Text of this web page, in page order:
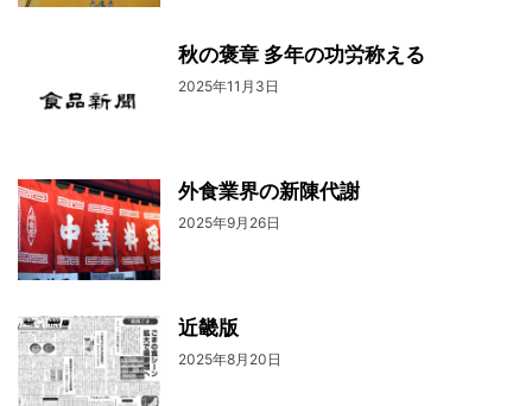
秋の褒章 多年の功労称える
2025年11月3日
外食業界の新陳代謝
2025年9月26日
近畿版
2025年8月20日